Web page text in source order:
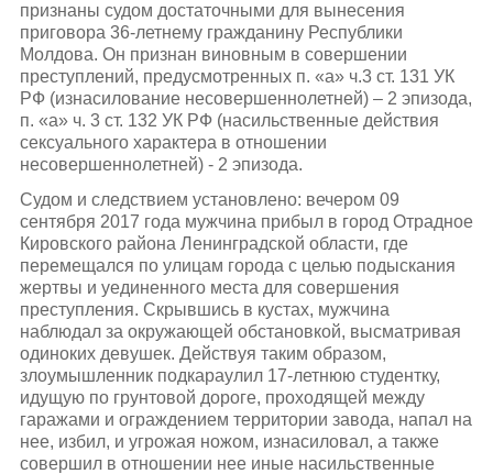
признаны судом достаточными для вынесения
приговора 36-летнему гражданину Республики
Молдова. Он признан виновным в совершении
преступлений, предусмотренных п. «а» ч.3 ст. 131 УК
РФ (изнасилование несовершеннолетней) – 2 эпизода,
п. «а» ч. 3 ст. 132 УК РФ (насильственные действия
сексуального характера в отношении
несовершеннолетней) - 2 эпизода.
Судом и следствием установлено: вечером 09
сентября 2017 года мужчина прибыл в город Отрадное
Кировского района Ленинградской области, где
перемещался по улицам города с целью подыскания
жертвы и уединенного места для совершения
преступления. Скрывшись в кустах, мужчина
наблюдал за окружающей обстановкой, высматривая
одиноких девушек. Действуя таким образом,
злоумышленник подкараулил 17-летнюю студентку,
идущую по грунтовой дороге, проходящей между
гаражами и ограждением территории завода, напал на
нее, избил, и угрожая ножом, изнасиловал, а также
совершил в отношении нее иные насильственные